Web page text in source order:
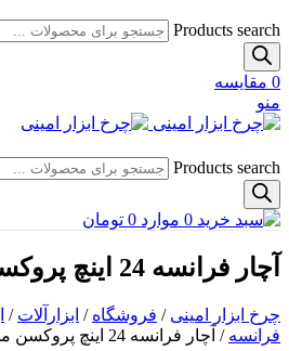
Products search
0 مقایسه
منو
Products search
0 موارد 0 تومان
آچار فرانسه 24 اینچ پروکسن مدل AP-24
چرخ ابزار امینی / فروشگاه / ابزارآلات /
فرانسه / آچار فرانسه 24 اینچ پروکسن مدل AP-24